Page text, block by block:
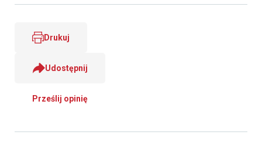
Drukuj
Udostępnij
Prześlij opinię